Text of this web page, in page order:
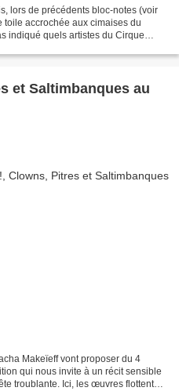
lors de précédents bloc-notes (voir
toile accrochée aux cimaises du
indiqué quels artistes du Cirque
et Saltimbanques au
Makeïeff vont proposer du 4
qui nous invite à un récit sensible
troublante. Ici, les œuvres flottent